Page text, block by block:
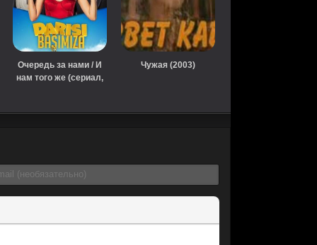
Очередь за нами / И
нам того же (сериал,
Чужая (2003)